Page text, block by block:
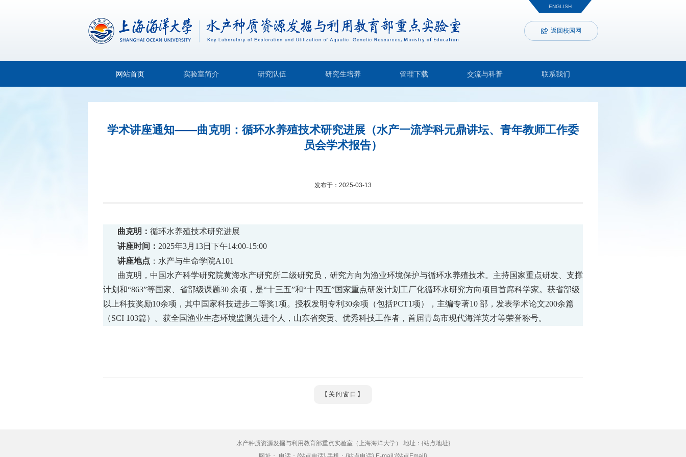
ENGLISH
返回校园网
网站首页 实验室简介 研究队伍 研究生培养 管理下载 交流与科普 联系我们
学术讲座通知——曲克明：循环水养殖技术研究进展（水产一流学科元鼎讲坛、青年教师工作委
员会学术报告）
发布于： 2025-03-13
曲克明： 循环水养殖技术研究进展
讲座时间 ： 2025年3月 13日下午14:00-15:00
讲座地点 ：水产与生命学院A101
曲克明，中国水产科学研究院黄海水产研究所二级研究员，研究方向为渔业环境保护与循环水养殖技术。主持国家重点研发、支撑
计划和“863”等国家、省部级课题30 余项，是“十三五”和“十四五”国家重点研发计划工厂化循环水研究方向项目首席科学家。获省部级
以上科技奖励10余项，其中国家科技进步二等奖1项。授权发明专利 30余项（包括PCT1项），主编专著10 部，发表学术论文200余篇
（SCI 103篇）。获全国渔业生态环境监测先进个人，山东省突贡、优秀科技工作者，首届青岛市现代海洋英才等荣誉称号。
【关闭窗口】
水产种质资源发掘与利用教育部重点实验室（上海海洋大学） 地址：{站点地址}